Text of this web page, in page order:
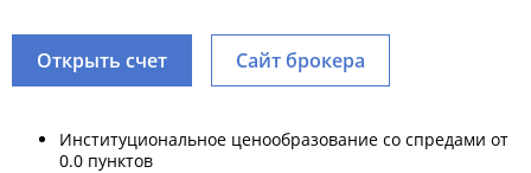
Открыть счет Сайт брокера
Институциональное ценообразование со спредами от
0.0 пунктов